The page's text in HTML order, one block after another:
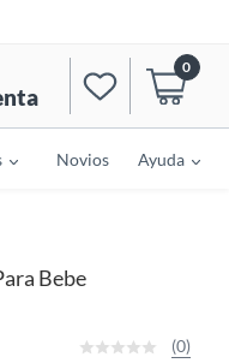
0
Novios Ayuda
Bebe
(0)